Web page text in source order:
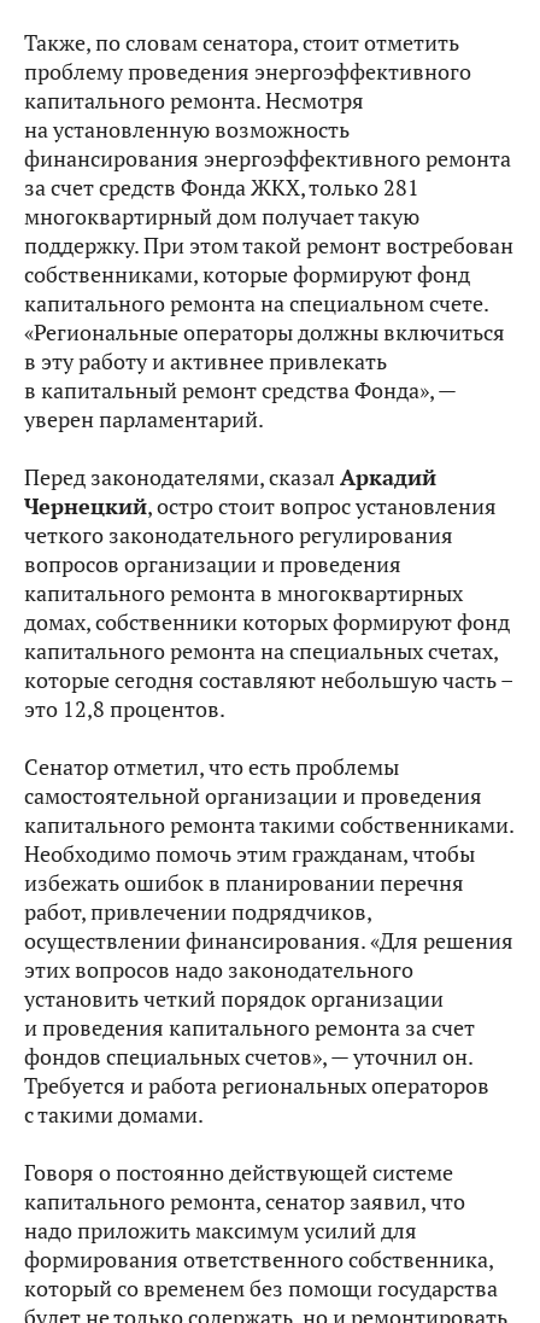
Также, по словам сенатора, стоит отметить
проблему проведения энергоэффективного
капитального ремонта. Несмотря
на установленную возможность
финансирования энергоэффективного ремонта
за счет средств Фонда ЖКХ, только 281
многоквартирный дом получает такую
поддержку. При этом такой ремонт востребован
собственниками, которые формируют фонд
капитального ремонта на специальном счете.
«Региональные операторы должны включиться
в эту работу и активнее привлекать
в капитальный ремонт средства Фонда», —
уверен парламентарий.
Перед законодателями, сказал Аркадий
Чернецкий, остро стоит вопрос установления
четкого законодательного регулирования
вопросов организации и проведения
капитального ремонта в многоквартирных
домах, собственники которых формируют фонд
капитального ремонта на специальных счетах,
которые сегодня составляют небольшую часть –
это 12,8 процентов.
Сенатор отметил, что есть проблемы
самостоятельной организации и проведения
капитального ремонта такими собственниками.
Необходимо помочь этим гражданам, чтобы
избежать ошибок в планировании перечня
работ, привлечении подрядчиков,
осуществлении финансирования. «Для решения
этих вопросов надо законодательного
установить четкий порядок организации
и проведения капитального ремонта за счет
фондов специальных счетов», — уточнил он.
Требуется и работа региональных операторов
с такими домами.
Говоря о постоянно действующей системе
капитального ремонта, сенатор заявил, что
надо приложить максимум усилий для
формирования ответственного собственника,
который со временем без помощи государства